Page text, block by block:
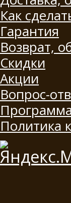
Как
Гарантия
Возврат,
Скидки
Акции
Вопрос-
Политика